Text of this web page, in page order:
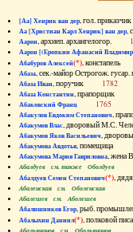
[Аа] Хенрик ван дер, гол.
Аа [Христиан Карл Хенрик] ван дер,
Аарон, архиеп. архангелогор.
Аарон [(Еропкин Афанасий
Абабуров Алексей(*),
Абаза, сек.-майор Острогож.
Абаза Иван, поручик 1782
Абаза Константин, прапорщик
Абаковский Франц 1765
Абакулов Евдоким Степанович,
Абакумов Влас, дворовый М.С.
Абакумов Яков Васильевич,
Абакумова Авдотья, помещица
Абакумова Мария Гавриловна,
Абалдуев см. также Оболдуев
Абалдуев Семен Степанович(*),
Абаленская см. Оболенская
Абалешев см. Аболешев
Абалишников Егор, рыб.
Абалыхин Даниил(*), полковой